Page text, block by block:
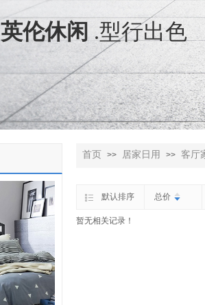
英伦休闲 .型行出色
首页 >> 居家日用 >> 客厅
默认排序 总价
暂无相关记录！